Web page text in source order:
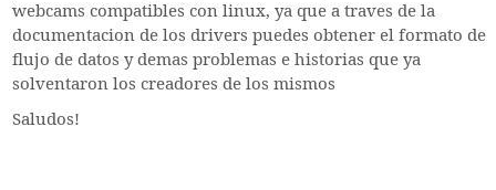
webcams compatibles con linux, ya que a traves de la
documentacion de los drivers puedes obtener el formato de
flujo de datos y demas problemas e historias que ya
solventaron los creadores de los mismos
Saludos!